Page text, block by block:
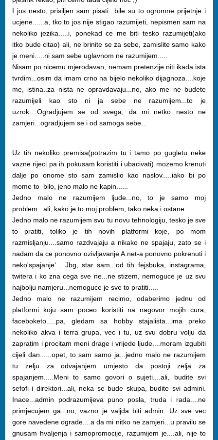
I jos nesto, prisiljen sam pisati...bile su to ogromne prijetnje i
ucjene......a, tko to jos nije stigao razumijeti, nepismen sam na
nekoliko jezika.....i, ponekad ce me biti tesko razumijeti(ako
itko bude citao) ali, ne brinite se za sebe, zamislite samo kako
je meni.....ni sam sebe uglavnom ne razumijem.....
Nisam po nicemu mjerodavan, nemam pretenzije niti ikada ista
tvrdim...osim da imam crno na bijelo nekoliko dijagnoza....koje
me, istina..za nista ne opravdavaju...no, ako me ne budete
razumijeli kao sto ni ja sebe ne razumijem...to je
uzrok....Ogradjujem se od svega, da mi netko nesto ne
zamjeri...ogradjujem se i od samoga sebe...
Uz tih nekoliko premisa(potrazim tu i tamo po gugletu neke
vazne rijeci pa ih pokusam koristiti i ubacivati) mozemo krenuti
dalje po onome sto sam zamislio kao naslov.....iako bi po
mome to bilo, jeno malo ne kapin......
Jedno malo ne razumijem ljude...no, to je samo moj
problem...ali, kako je to moj problem, tako neka i ostane
Jedno malo ne razumijem svu tu novu tehnologiju, tesko je sve
to pratiti, toliko je tih novih platformi koje, po mom
razmisljanju....samo razdvajaju a nikako ne spajaju, zato se i
nadam da ce ponovno ozivljavanje A.net-a ponovno pokrenuti i
neko'spajanje' . Jbg, star sam...od tih fejsbuka, instagrama,
twitera i ko zna cega sve ne...ne stizem, nemoguce je uz svu
najbolju namjeru...nemoguce je sve to pratiti.....
Jedno malo ne razumijem recimo, odaberimo jednu od
platformi koju sam poceo koristiti na nagovor mojih cura,
faceboketo.....pa, gledam sa hobby stajalista...ima preko
nekoliko akva i terra grupa, vec i tu, uz svu dobru volju da
zapratim i procitam meni drage i vrijede ljude....moram izgubiti
cijeli dan......opet, to sam samo ja...jedno malo ne razumijem
tu zelju za odvajanjem umjesto da postoji zelja za
spajanjem.....Meni to samo govori o sujeti....ali, budite svi
sefofi i direktori...ali, neka se bude skupa, budite svi admini.
Inace...admin podrazumijeva puno posla, truda i rada....ne
primjecujem ga...no, vazno je valjda biti admin. Uz sve vec
gore navedene ograde....a da mi nitko ne zamjeri...u pravilu se
gnusam hvaljenja i samopromocije, razumijem je....ali, nije to